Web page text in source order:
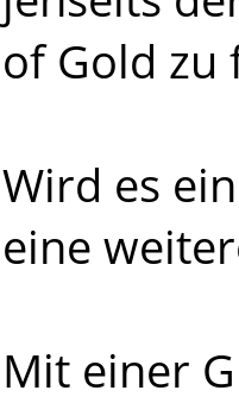
of Gold zu
Wird es
eine
Mit einer